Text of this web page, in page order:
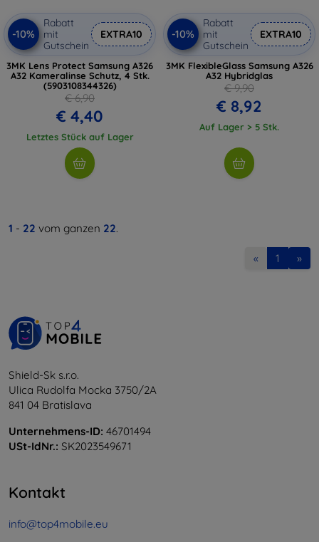
-10%
Rabatt
mit
Gutschein
EXTRA10
3MK Lens Protect Samsung A326
A32 Kameralinse Schutz, 4 Stk.
(5903108344326)
€ 6,90
€ 4,40
Letztes Stück auf Lager
-10%
Rabatt
mit
Gutschein
EXTRA10
3MK FlexibleGlass Samsung A326
A32 Hybridglas
€ 9,90
€ 8,92
Auf Lager > 5 Stk.
1 - 22 vom ganzen 22.
« 1 »
Shield-Sk s.r.o.
Ulica Rudolfa Mocka 3750/2A
841 04 Bratislava
Unternehmens-ID: 46701494
USt-IdNr.: SK2023549671
Kontakt
info@top4mobile.eu